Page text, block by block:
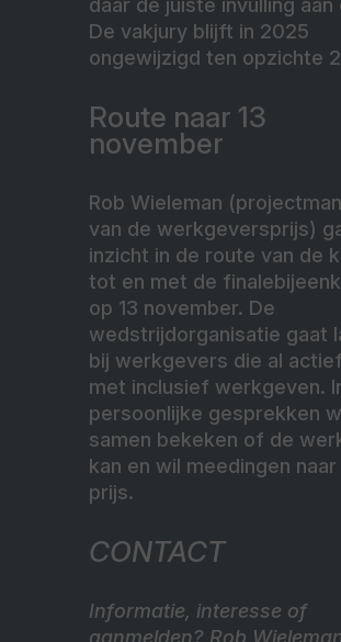
De vakjury blijft in 2025
ongewijzigd ten opzichte
Route naar 13
november
Rob Wieleman
van de werkgeversprijs)
inzicht in de route van de
tot en met de
op 13 november. De
wedstrijdorganisatie gaat
bij werkgevers die al
met inclusief werkgeven.
persoonlijke gesprekken
samen bekeken of de
kan en wil meedingen naar
prijs.
CONTACT
Informatie, interesse of
aanmelden? Rob